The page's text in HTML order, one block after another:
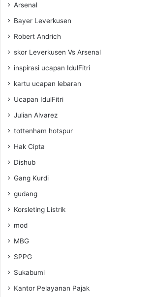
Arsenal
Bayer Leverkusen
Robert Andrich
skor Leverkusen Vs Arsenal
inspirasi ucapan IdulFitri
kartu ucapan lebaran
Ucapan IdulFitri
Julian Alvarez
tottenham hotspur
Hak Cipta
Dishub
Gang Kurdi
gudang
Korsleting Listrik
mod
MBG
SPPG
Sukabumi
Kantor Pelayanan Pajak